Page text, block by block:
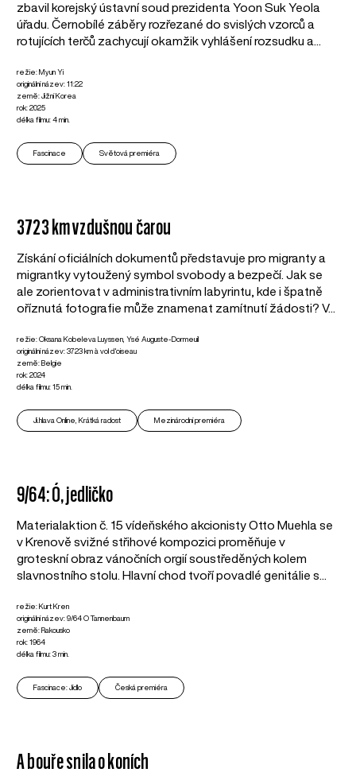
zbavil korejský ústavní soud prezidenta Yoon Suk Yeola
úřadu. Černobílé záběry rozřezané do svislých vzorců a
rotujících terčů zachycují okamžik vyhlášení rozsudku a...
režie: Myun Yi
originální název: 11:22
země: Jižní Korea
rok: 2025
délka filmu: 4 min.
Fascinace Světová premiéra
3723 km vzdušnou čarou
Získání oficiálních dokumentů představuje pro migranty a
migrantky vytoužený symbol svobody a bezpečí. Jak se
ale zorientovat v administrativním labyrintu, kde i špatně
oříznutá fotografie může znamenat zamítnutí žádosti? V...
režie: Oksana Kobeleva Luyssen, Ysé Auguste-Dormeuil
originální název: 3723 km à vol d'oiseau
země: Belgie
rok: 2024
délka filmu: 15 min.
Ji.hlava Online, Krátká radost Mezinárodní premiéra
9/64: Ó, jedličko
Materialaktion č. 15 vídeňského akcionisty Otto Muehla se
v Krenově svižné střihové kompozici proměňuje v
groteskní obraz vánočních orgií soustředěných kolem
slavnostního stolu. Hlavní chod tvoří povadlé genitálie s...
režie: Kurt Kren
originální název: 9/64 O Tannenbaum
země: Rakousko
rok: 1964
délka filmu: 3 min.
Fascinace: Jídlo Česká premiéra
A bouře snila o koních